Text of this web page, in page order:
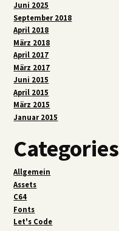
Juni 2025
September 2018
April 2018
März 2018
April 2017
März 2017
Juni 2015
April 2015
März 2015
Januar 2015
Categories
Allgemein
Assets
C64
Fonts
Let's Code